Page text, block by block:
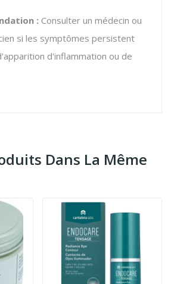
: Consulter un médecin ou
si les symptômes persistent
d'inflammation ou de
Dans La Même